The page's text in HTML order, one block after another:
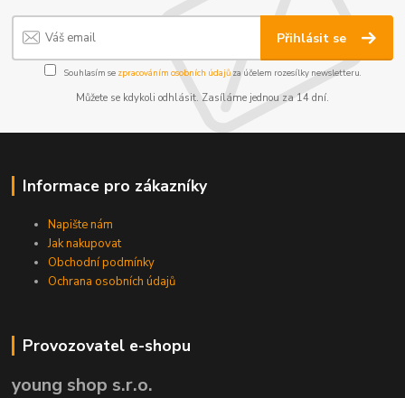
Přihlásit se
Souhlasím se zpracováním osobních údajůza účelem rozesílky newsletteru.
Můžete se kdykoli odhlásit. Zasíláme jednou za 14 dní.
Informace pro zákazníky
Napište nám
Jak nakupovat
Obchodní podmínky
Ochrana osobních údajů
Provozovatel e-shopu
young shop s.r.o.